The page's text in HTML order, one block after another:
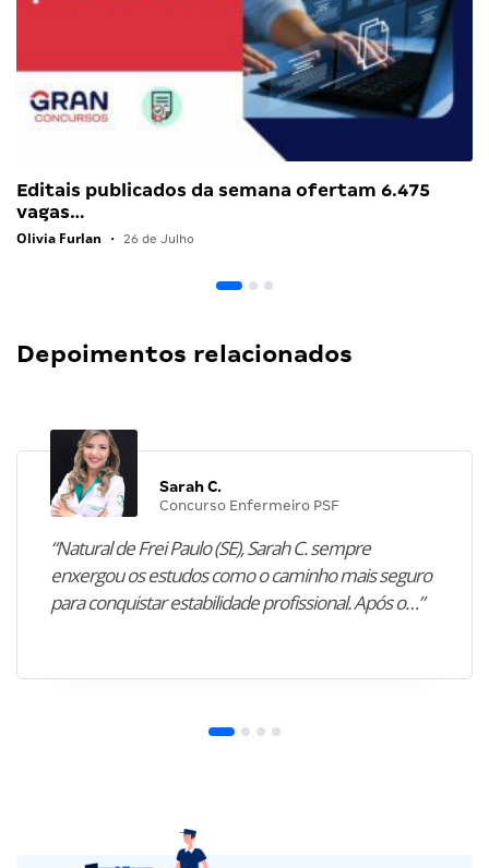
Editais publicados da semana ofertam 6.475
vagas…
Olivia Furlan • 26 de Julho
Depoimentos relacionados
Sarah C.
Concurso Enfermeiro PSF
“Natural de Frei Paulo (SE), Sarah C. sempre
enxergou os estudos como o caminho mais seguro
para conquistar estabilidade profissional. Após o…”